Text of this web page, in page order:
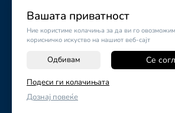
Вашата приватност
Ние користиме колачиња за да ви го
корисничко искуство на нашиот веб-сајт
Одбивам Се
Подеси ги колачињата
Дознај повеќе
©2026
Поставки за колачиња